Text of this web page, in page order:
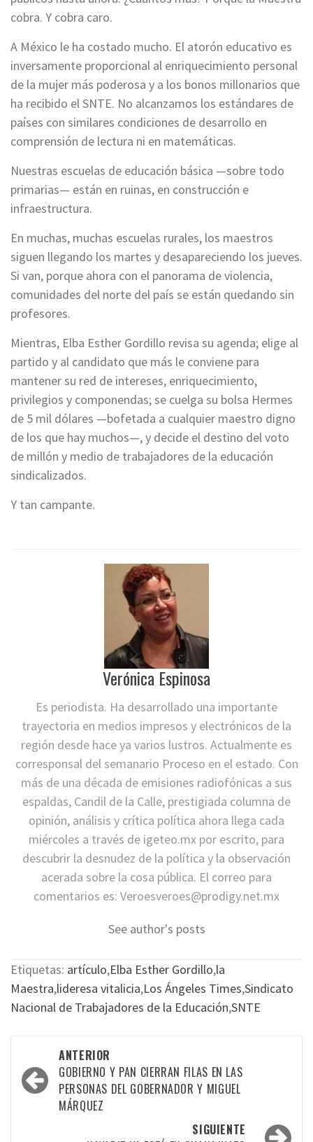
cobra. Y cobra caro.
A México le ha costado mucho. El atorón educativo es
inversamente proporcional al enriquecimiento personal
de la mujer más poderosa y a los bonos millonarios que
ha recibido el SNTE. No alcanzamos los estándares de
países con similares condiciones de desarrollo en
comprensión de lectura ni en matemáticas.
Nuestras escuelas de educación básica —sobre todo
primarias— están en ruinas, en construcción e
infraestructura.
En muchas, muchas escuelas rurales, los maestros
siguen llegando los martes y desapareciendo los jueves.
Si van, porque ahora con el panorama de violencia,
comunidades del norte del país se están quedando sin
profesores.
Mientras, Elba Esther Gordillo revisa su agenda; elige al
partido y al candidato que más le conviene para
mantener su red de intereses, enriquecimiento,
privilegios y componendas; se cuelga su bolsa Hermes
de 5 mil dólares —bofetada a cualquier maestro digno
de los que hay muchos—, y decide el destino del voto
de millón y medio de trabajadores de la educación
sindicalizados.
Y tan campante.
Verónica Espinosa
Es periodista. Ha desarrollado una importante
trayectoria en medios impresos y electrónicos de la
región desde hace ya varios lustros. Actualmente es
corresponsal del semanario Proceso en el estado. Con
más de una década de emisiones radiofónicas a sus
espaldas, Candil de la Calle, prestigiada columna de
opinión, análisis y crítica política ahora llega cada
miércoles a través de igeteo.mx por escrito, para
descubrir la desnudez de la política y la observación
acerada sobre la cosa pública. El correo para
comentarios es: Veroesveroes@prodigy.net.mx
See author's posts
Etiquetas: artículo,Elba Esther Gordillo,la
Maestra,lideresa vitalicia,Los Ángeles Times,Sindicato
Nacional de Trabajadores de la Educación,SNTE
Navegación
por
las
ANTERIOR
GOBIERNO Y PAN CIERRAN FILAS EN LAS
PERSONAS DEL GOBERNADOR Y MIGUEL
MÁRQUEZ
SIGUIENTE